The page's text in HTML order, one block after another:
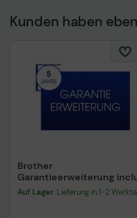
Kunden haben
Brother
Garantieerweiterung
PRINT AirBag
Auf Lager: Lieferung in 1-2